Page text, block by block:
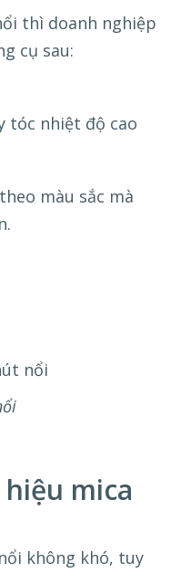
thì doanh nghiệp
cụ sau:
tóc nhiệt độ cao
màu sắc mà
mica
không khó, tuy